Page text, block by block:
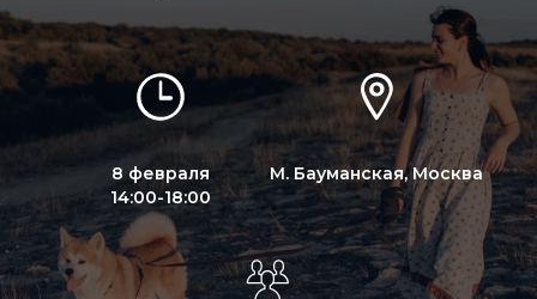
8 февраля
14:00-18:00
М. Бауманская, Москва